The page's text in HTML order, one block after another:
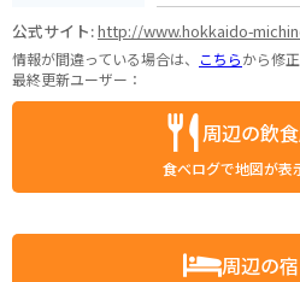
公式サイト:http://www.hokkaido-
情報が間違っている場合は、 こちらから修
最終更新ユーザー：
周辺の飲
食べログで地図が表
周辺の